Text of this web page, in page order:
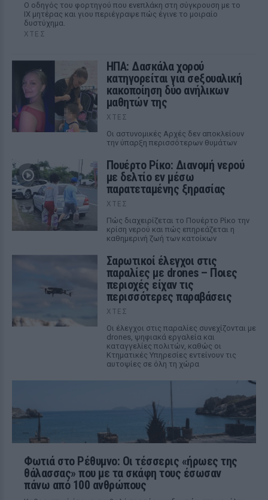
Ο οδηγός του φορτηγού που ενεπλάκη στη σύγκρουση με το
ΙΧ μητέρας και γιου περιέγραψε πώς έγινε το μοιραίο
δυστύχημα.
ΧΤΕΣ
ΗΠΑ: Δασκάλα χορού
κατηγορείται για σeξουαλική
κακοποίηση δύο ανήλικων
μαθητών της
ΧΤΕΣ
Οι αστυνομικές Αρχές δεν αποκλείουν
την ύπαρξη περισσότερων θυμάτων
Πουέρτο Ρίκο: Διανομή νερού
με δελτίο εν μέσω
παρατεταμένης ξηρασίας
ΧΤΕΣ
Πώς διαχειρίζεται το Πουέρτο Ρίκο την
κρίση νερού και πώς επηρεάζεται η
καθημερινή ζωή των κατοίκων
Σαρωτικοί έλεγχοι στις
παραλίες με drones – Ποιες
περιοχές είχαν τις
περισσότερες παραβάσεις
ΧΤΕΣ
Οι έλεγχοι στις παραλίες συνεχίζονται με
drones, ψηφιακά εργαλεία και
καταγγελίες πολιτών, καθώς οι
Κτηματικές Υπηρεσίες εντείνουν τις
αυτοψίες σε όλη τη χώρα
Φωτιά στο Ρέθυμνο: Οι τέσσερις «ήρωες της
θάλασσας» που με τα σκάφη τους έσωσαν
πάνω από 100 ανθρώπους